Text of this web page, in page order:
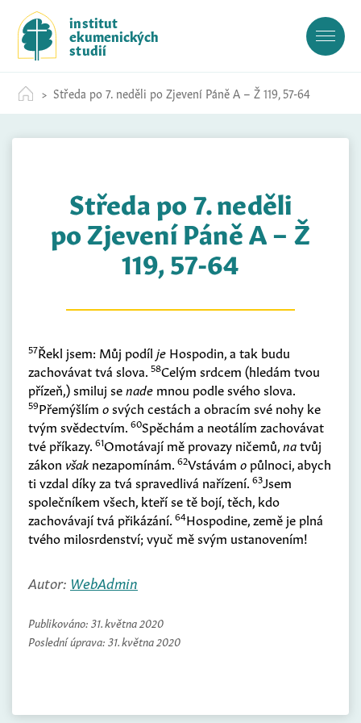
c
institut
ekumenických
studií
Středa po 7. neděli po Zjevení Páně A – Ž 119, 57-64
Středa po 7. neděli
po Zjevení Páně A – Ž
119, 57-64
57Řekl jsem: Můj podíl je Hospodin, a tak budu
zachovávat tvá slova. 58Celým srdcem (hledám tvou
přízeň,)smiluj senade mnou podle svého slova.
59Přemýšlím osvých cestách a obracím své nohy ke
tvým svědectvím. 60Spěchám a neotálím zachovávat
tvé příkazy. 61Omotávají mě provazy ničemů,natvůj
zákon všaknezapomínám. 62Vstávám o půlnoci, abych
ti vzdal díky za tvá spravedlivá nařízení. 63Jsem
společníkem všech, kteří se tě bojí, těch, kdo
zachovávají tvá přikázání. 64Hospodine, země je plná
tvého milosrdenství; vyuč mě svým ustanovením!
Autor: WebAdmin
Publikováno: 31. května 2020
Poslední úprava: 31. května 2020